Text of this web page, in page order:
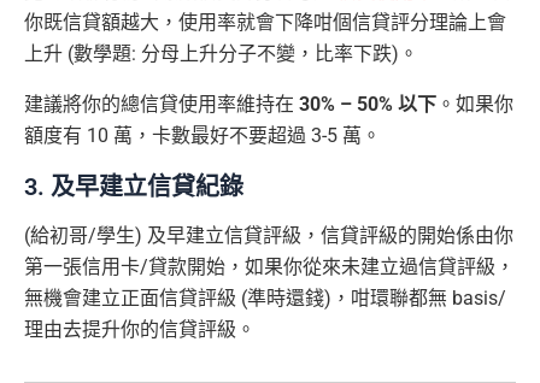
你既信貸額越大，使用率就會下降咁個信貸評分理論上會
上升 (數學題: 分母上升分子不變，比率下跌)。
建議將你的總信貸使用率維持在 30% – 50% 以下 。如果你
額度有 10 萬，卡數最好不要超過 3-5 萬。
3. 及早建立信貸紀錄
(給初哥/學生) 及早建立信貸評級，信貸評級的開始係由你
第一張信用卡/貸款開始，如果你從來未建立過信貸評級，
無機會建立正面信貸評級 (準時還錢)，咁環聯都無 basis/
理由去提升你的信貸評級。